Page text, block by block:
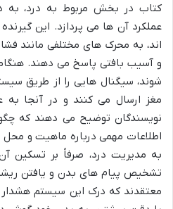
کتاب در بخش مربوط به درد،
عملکرد آن ها می پردازد. این
اند، به محرک های مختلفی مانند
و آسیب بافتی پاسخ می دهند.
شوند، سیگنال هایی را از طریق
مغز ارسال می کنند و در آنجا به
نویسندگان توضیح می دهند که
اطلاعات مهمی درباره ماهیت و محل
به مدیریت درد، صرفاً بر تسکین
تشخیص پیام های بدن و یافتن
معتقدند که درک این سیستم